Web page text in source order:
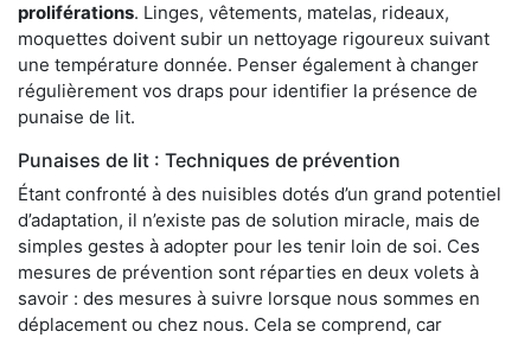
proliférations. Linges, vêtements, matelas, rideaux,
moquettes doivent subir un nettoyage rigoureux suivant
une température donnée. Penser également à changer
régulièrement vos draps pour identifier la présence de
punaise de lit.
Punaises de lit : Techniques de prévention
Étant confronté à des nuisibles dotés d’un grand potentiel
d’adaptation, il n’existe pas de solution miracle, mais de
simples gestes à adopter pour les tenir loin de soi. Ces
mesures de prévention sont réparties en deux volets à
savoir : des mesures à suivre lorsque nous sommes en
déplacement ou chez nous. Cela se comprend, car